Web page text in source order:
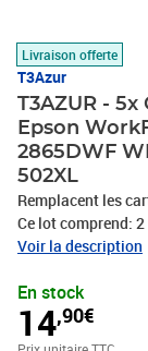
Livraison offerte
T3Azur
T3AZUR -
Epson
2865DWF
502XL
Remplacent les
Ce lot comprend:
Capacité: Noire:
9001/14001,
qualité qui
T3AZUR
Voir la description
En stock
14,90€